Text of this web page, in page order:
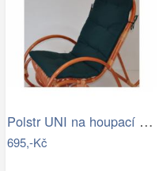
Polstr UNI na houpací křeslo - látka…
695,-Kč